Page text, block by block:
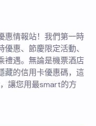
惠情報站！我們第一時
惠、節慶限定活動、
禮遇。無論是機票酒店
藏的信用卡優惠碼，這
讓您用最smart的方